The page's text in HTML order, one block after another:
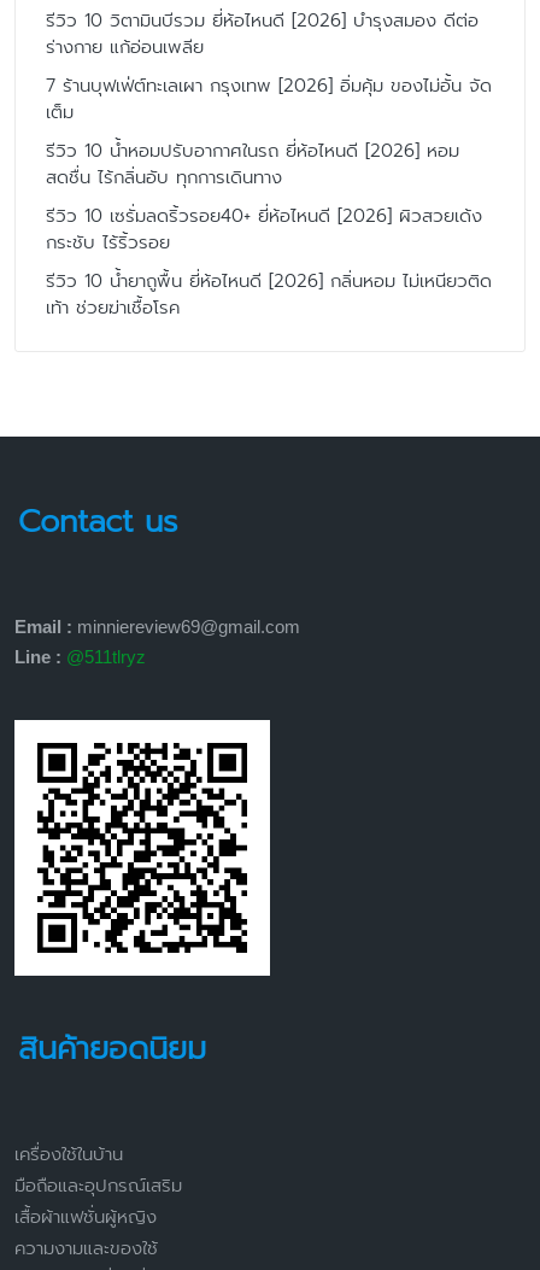
รีวิว 10 วิตามินบีรวม ยี่ห้อไหนดี [2026] บำรุงสมอง ดีต่อ
ร่างกาย แก้อ่อนเพลีย
7 ร้านบุฟเฟ่ต์ทะเลเผา กรุงเทพ [2026] อิ่มคุ้ม ของไม่อั้น จัด
เต็ม
รีวิว 10 น้ำหอมปรับอากาศในรถ ยี่ห้อไหนดี [2026] หอม
สดชื่น ไร้กลิ่นอับ ทุกการเดินทาง
รีวิว 10 เซรั่มลดริ้วรอย40+ ยี่ห้อไหนดี [2026] ผิวสวยเด้ง
กระชับ ไร้ริ้วรอย
รีวิว 10 น้ำยาถูพื้น ยี่ห้อไหนดี [2026] กลิ่นหอม ไม่เหนียวติด
เท้า ช่วยฆ่าเชื้อโรค
Contact us
Email : minniereview69@gmail.com
Line : @511tlryz
สินค้ายอดนิยม
เครื่องใช้ในบ้าน
มือถือและอุปกรณ์เสริม
เสื้อผ้าแฟชั่นผู้หญิง
ความงามและของใช้